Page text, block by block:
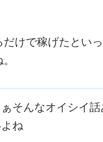
けで稼げたとい
ぁそんなオイシイ
ね